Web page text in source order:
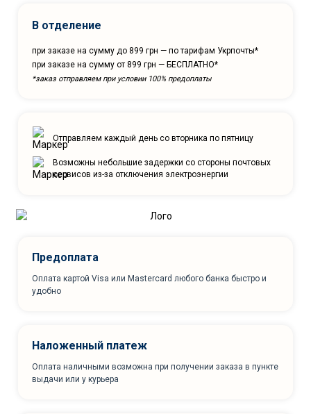
В отделение
при заказе на сумму до 899 грн — по тарифам Укрпочты*
при заказе на сумму от 899 грн — БЕСПЛАТНО*
*заказ отправляем при условии 100% предоплаты
Отправляем каждый день со вторника по пятницу
Возможны небольшие задержки со стороны почтовых
сервисов из-за отключения электроэнергии
Предоплата
Оплата картой Visa или Mastercard любого банка быстро и
удобно
Наложенный платеж
Оплата наличными возможна при получении заказа в пункте
выдачи или у курьера